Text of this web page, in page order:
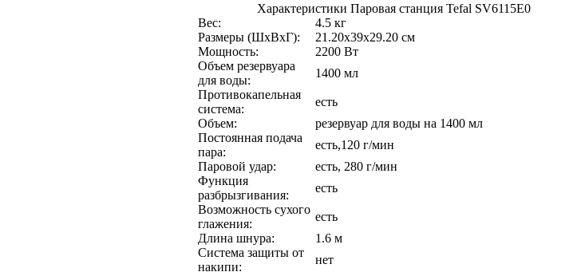
Характеристики Паровая станция Tefal SV6115E0
Вес:
4.5 кг
Размеры (ШхВхГ):
21.20х39х29.20 см
Мощность:
2200 Вт
Объeм резервуара
для воды:
1400 мл
Противокапельная
система:
есть
Объем:
резервуар для воды на 1400 мл
Постоянная подача
пара:
есть,120 г/мин
Паровой удар:
есть, 280 г/мин
Функция
разбрызгивания:
есть
Возможность сухого
глажения:
есть
Длина шнура:
1.6 м
Система защиты от
накипи:
нет